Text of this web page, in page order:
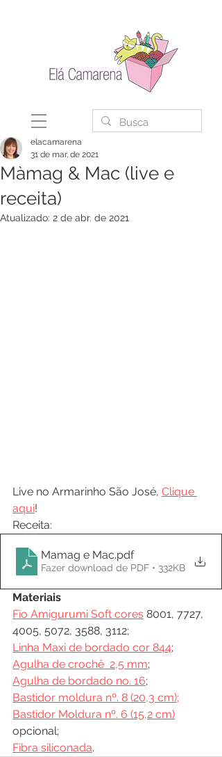
Màmag & Mac (live e
receita)
elacamarena
31 de mar. de 2021
Atualizado: 2 de abr. de 2021
Live no Armarinho São José, Clique
aqui!
Receita:
Mamag e Mac.pdf
Fazer download de PDF • 332KB
Materiais
Fio Amigurumi Soft cores 8001, 7727,
4005, 5072, 3588, 3112;
Linha Maxi de bordado cor 844;
Agulha de crochê  2,5 mm;
Agulha de bordado no. 16;
Bastidor moldura nº. 8 (20,3 cm);
Bastidor Moldura nº. 6 (15,2 cm)
opcional;
Fibra siliconada.